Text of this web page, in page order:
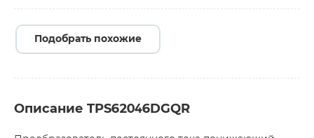
Подобрать похожие
Описание TPS62046DGQR